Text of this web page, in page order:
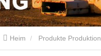
Heim Produkte Produktion